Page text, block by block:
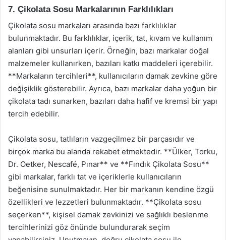
7. Çikolata Sosu Markalarının Farklılıkları
Çikolata sosu markaları arasında bazı farklılıklar
bulunmaktadır. Bu farklılıklar, içerik, tat, kıvam ve kullanım
alanları gibi unsurları içerir. Örneğin, bazı markalar doğal
malzemeler kullanırken, bazıları katkı maddeleri içerebilir.
**Markaların tercihleri**, kullanıcıların damak zevkine göre
değişiklik gösterebilir. Ayrıca, bazı markalar daha yoğun bir
çikolata tadı sunarken, bazıları daha hafif ve kremsi bir yapı
tercih edebilir.
Çikolata sosu, tatlıların vazgeçilmez bir parçasıdır ve
birçok marka bu alanda rekabet etmektedir. **Ülker, Torku,
Dr. Oetker, Nescafé, Pınar** ve **Fındık Çikolata Sosu**
gibi markalar, farklı tat ve içeriklerle kullanıcıların
beğenisine sunulmaktadır. Her bir markanın kendine özgü
özellikleri ve lezzetleri bulunmaktadır. **Çikolata sosu
seçerken**, kişisel damak zevkinizi ve sağlıklı beslenme
tercihlerinizi göz önünde bulundurarak seçim